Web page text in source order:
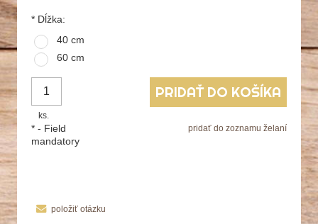
* Dĺžka:
40 cm
60 cm
ks.
PRIDAŤ DO KOŠÍKA
pridať do zoznamu želaní
* - Field
mandatory
položiť otázku